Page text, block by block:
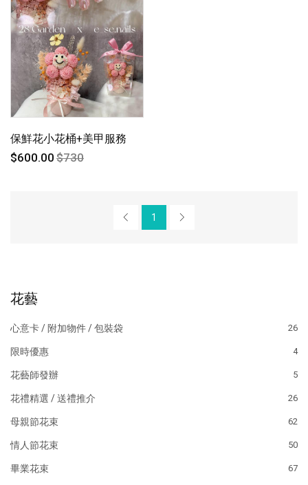
花藝
心意卡 / 附加物件 / 包裝袋 26
限時優惠 4
花藝師發辦 5
花禮精選 / 送禮推介 26
母親節花束 62
情人節花束 50
畢業花束 67
保鮮花小花桶+美甲服務
$600.00 $730
1